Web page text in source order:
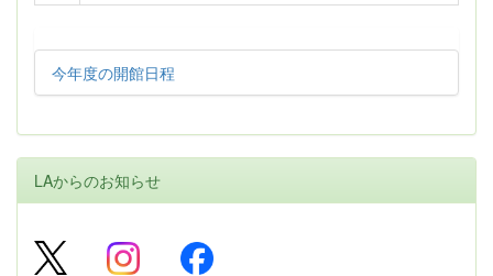
今年度の開館日程
LAからのお知らせ